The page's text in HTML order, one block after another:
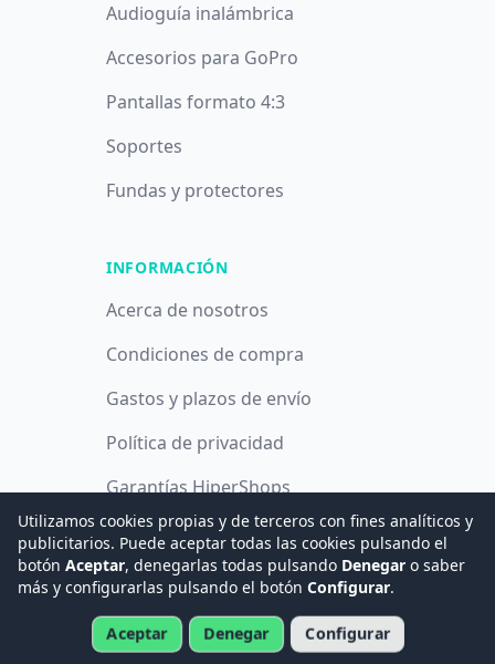
Audioguía inalámbrica
Accesorios para GoPro
Pantallas formato 4:3
Soportes
Fundas y protectores
INFORMACIÓN
Acerca de nosotros
Condiciones de compra
Gastos y plazos de envío
Política de privacidad
Garantías HiperShops
Política de cookies
© 2008 -2026Hogar Digital e Inmótica Ingenieros, S.L.
Utilizamos cookies propias y de terceros con fines analíticos y
publicitarios. Puede aceptar todas las cookies pulsando el
botón Aceptar, denegarlas todas pulsando Denegar o saber
más y configurarlas pulsando el botón Configurar.
Aceptar Denegar Configurar